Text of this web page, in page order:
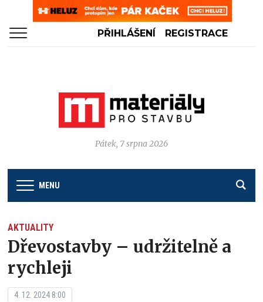
PŘIHLÁŠENÍ REGISTRACE
Pátek, 7 srpna 2026
MENU
AKTUALITY
Dřevostavby – udržitelně a
rychleji
4. 12. 2024 8:00